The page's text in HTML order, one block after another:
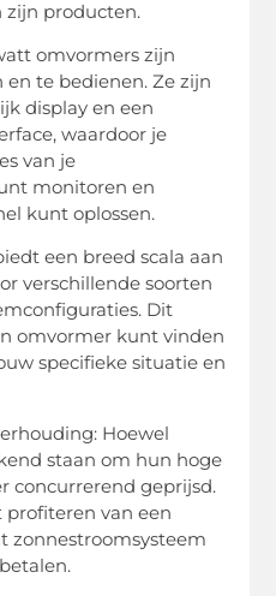
producten.
omvormers zijn
te bedienen. Ze zijn
display en een
waardoor je
van je
monitoren en
kunt oplossen.
een breed scala aan
verschillende soorten
Dit
omvormer kunt vinden
specifieke situatie en
Hoewel
staan om hun hoge
concurrerend geprijsd.
van een
zonnestroomsysteem